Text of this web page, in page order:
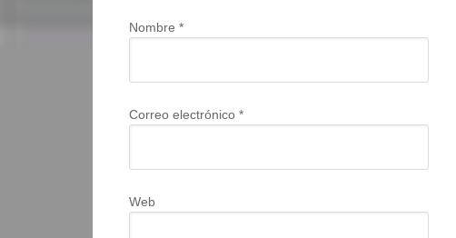
Nombre *
Correo electrónico *
Web